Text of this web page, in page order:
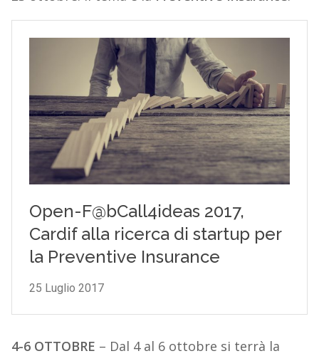
4-6 OTTOBRE – Dal 4 al 6 ottobre si terrà la